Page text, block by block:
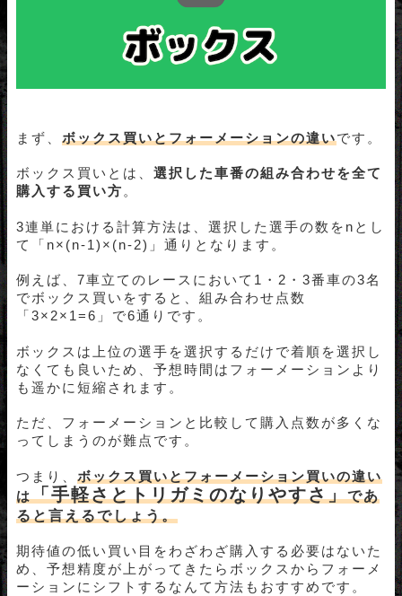
まず、 ボックス買いとフォーメーションの違いです。
ボックス買いとは、 選択した車番の組み合わせを全て
購入する買い方 。
3連単における計算方法は、選択した選手の数をnとし
て「n×(n-1)×(n-2)」通りとなります。
例えば、7車立てのレースにおいて1・2・3番車の3名
でボックス買いをすると、組み合わせ点数
「3×2×1=6」で6通りです。
ボックスは上位の選手を選択するだけで着順を選択し
なくても良いため、予想時間はフォーメーションより
も遥かに短縮されます。
ただ、フォーメーションと比較して購入点数が多くな
ってしまうのが難点です。
つまり、 ボックス買いとフォーメーション買いの違い
は「手軽さとトリガミのなりやすさ」であ
ると言えるでしょう。
期待値の低い買い目をわざわざ購入する必要はないた
め、予想精度が上がってきたらボックスからフォーメ
ーションにシフトするなんて方法もおすすめです。